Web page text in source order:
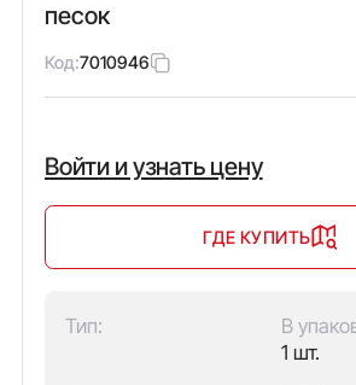
песок
Код:7010946
Войти и узнать цену
ГДЕ КУПИТЬ
Тип:
В
1 шт.